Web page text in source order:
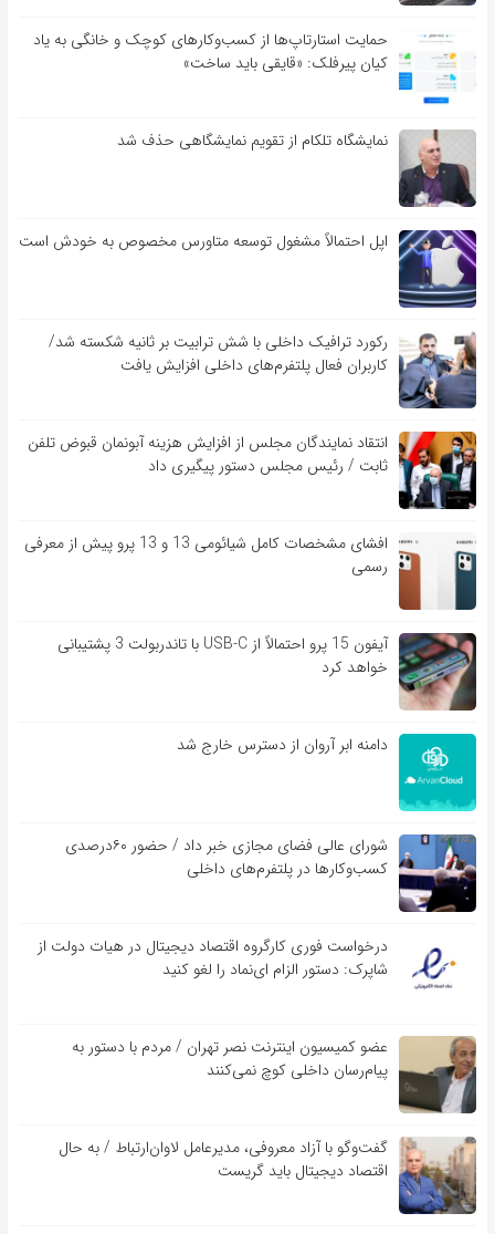
حمایت استارتاپ‌ها از کسب‌وکارهای کوچک و خانگی به یاد
کیان پیرفلک: «قایقی باید ساخت»
نمایشگاه تلکام از تقویم نمایشگاهی حذف شد
اپل احتمالاً مشغول توسعه متاورس مخصوص به خودش است
رکورد ترافیک داخلی با شش ترابیت بر ثانیه شکسته شد/
کاربران فعال پلتفرم‌های داخلی افزایش یافت
انتقاد نمایندگان مجلس از افزایش هزینه آبونمان قبوض تلفن
ثابت / رئیس مجلس دستور پیگیری داد
افشای مشخصات کامل شیائومی 13 و 13 پرو پیش از معرفی
رسمی
آیفون 15 پرو احتمالاً از USB-C با تاندربولت 3 پشتیبانی
خواهد کرد
دامنه ابر آروان از دسترس خارج شد
شورای عالی فضای مجازی خبر داد / حضور ۶۰درصدی
کسب‌و‌کارها در پلتفرم‌های داخلی
درخواست فوری کارگروه اقتصاد دیجیتال در هیات دولت از
شاپرک: دستور الزام ای‌نماد را لغو کنید
عضو کمیسیون اینترنت نصر تهران / مردم با دستور به
پیام‌رسان داخلی کوچ نمی‌کنند
گفت‌و‌گو با آزاد معروفی، مدیرعامل لاوان‌ارتباط / به حال
اقتصاد دیجیتال باید گریست